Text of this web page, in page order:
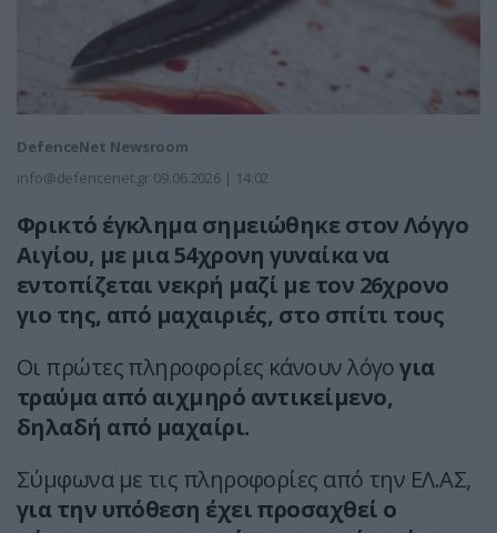
DefenceNet Newsroom
info@defencenet.gr 09.06.2026 | 14:02
Φρικτό έγκλημα σημειώθηκε στον Λόγγο
Αιγίου, με μια 54χρονη γυναίκα να
εντοπίζεται νεκρή μαζί με τον 26χρονο
γιο της, από μαχαιριές, στο σπίτι τους
Οι πρώτες πληροφορίες κάνουν λόγογια
τραύμα από αιχμηρό αντικείμενο,
δηλαδή από μαχαίρι.
Σύμφωνα με τις πληροφορίες από την ΕΛ.ΑΣ,
για την υπόθεση έχει προσαχθεί ο